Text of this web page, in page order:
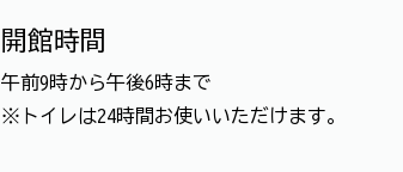
開館時間
午前9時から午後6時まで
※トイレは24時間お使いいただけます。